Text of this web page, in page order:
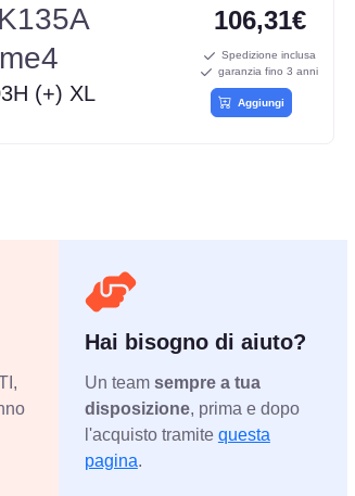
K135A
(+) XL
106,31€
Spedizione inclusa
garanzia fino 3 anni
Aggiungi
Hai bisogno di aiuto?
Un team sempre a tua
disposizione, prima e dopo
l'acquisto tramite questa
pagina.